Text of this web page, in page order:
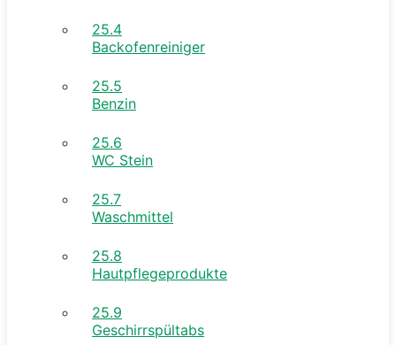
25.4
Backofenreiniger
25.5
Benzin
25.6
WC Stein
25.7
Waschmittel
25.8
Hautpflegeprodukte
25.9
Geschirrspültabs